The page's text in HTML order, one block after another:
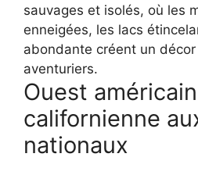
sauvages et isolés, où les
enneigées, les lacs
abondante créent un
aventuriers.
Ouest
californienne
nationaux